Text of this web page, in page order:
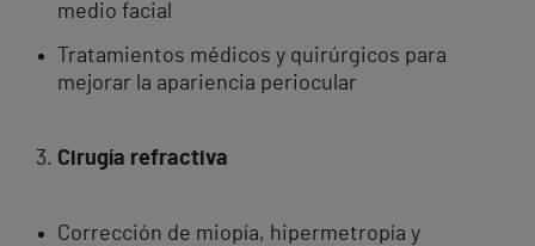
medio facial
Tratamientos médicos y quirúrgicos para
mejorar la apariencia periocular
Cirugía refractiva
Corrección de miopía, hipermetropía y